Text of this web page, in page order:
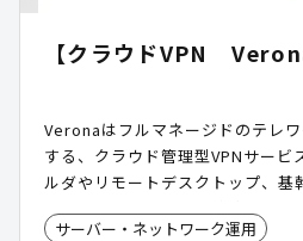
【クラウドVPN
Veronaはフルマネージドのテレ
する、クラウド管理型VPNサービ
ルダやリモートデスクトップ、基
クリックでセキュアに接続できま
サーバー・ネットワーク運用